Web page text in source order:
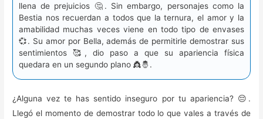
llena de prejuicios 🤔. Sin embargo, personajes como la
Bestia nos recuerdan a todos que la ternura, el amor y la
amabilidad muchas veces viene en todo tipo de envases
💞. Su amor por Bella, además de permitirle demostrar sus
sentimientos 🥰️, dio paso a que su apariencia física
quedara en un segundo plano 👸🤴.
¿Alguna vez te has sentido inseguro por tu apariencia? 😔.
Llegó el momento de demostrar todo lo que vales a través de